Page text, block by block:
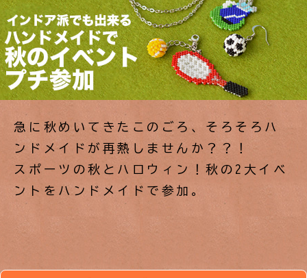
急に秋めいてきたこのごろ、そろそろハ
ンドメイドが再熱しませんか？？！
スポーツの秋とハロウィン！秋の2大イベ
ントをハンドメイドで参加。